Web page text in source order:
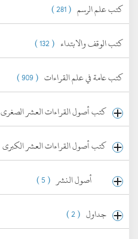
كتب علم الرسم ( 281 )
كتب الوقف والابتداء ( 132 )
كتب عامة في علم القراءات ( 909 )
كتب أصول القراءات العشر الصغرى
كتب أصول القراءات العشر الكبرى
أصول النشر ( 5 )
جداول ( 2 )